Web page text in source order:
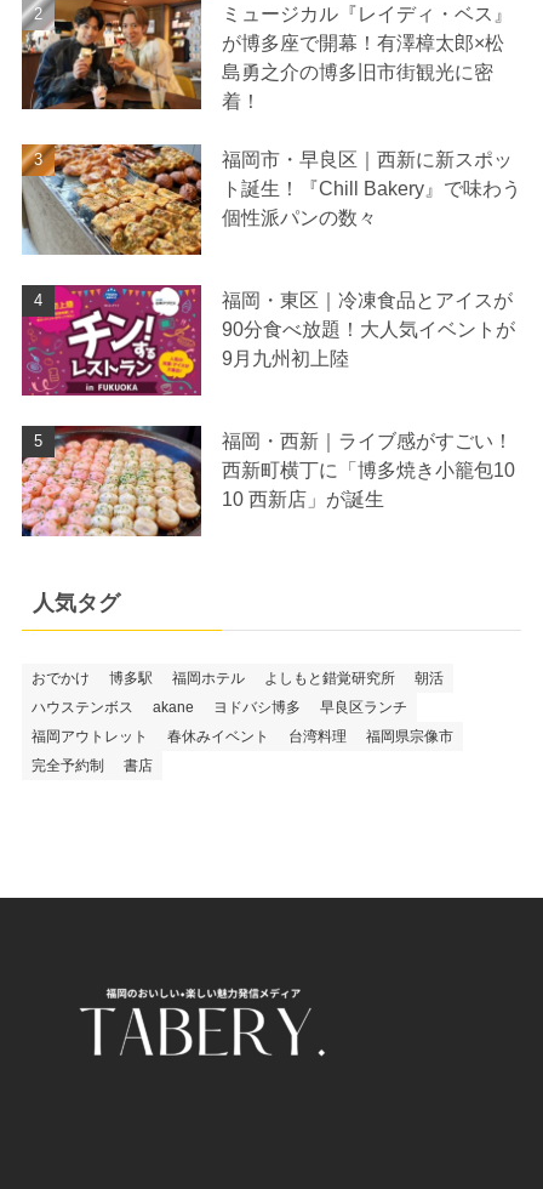
ミュージカル『レイディ・ベス』
が博多座で開幕！有澤樟太郎×松
島勇之介の博多旧市街観光に密
着！
福岡市・早良区｜西新に新スポッ
ト誕生！『Chill Bakery』で味わう
個性派パンの数々
福岡・東区｜冷凍食品とアイスが
90分食べ放題！大人気イベントが
9月九州初上陸
福岡・西新｜ライブ感がすごい！
西新町横丁に「博多焼き小籠包10
10 西新店」が誕生
人気タグ
おでかけ 博多駅 福岡ホテル よしもと錯覚研究所
朝活
ハウステンボス
akane ヨドバシ博多
早良区ランチ
福岡アウトレット
春休みイベント 台湾料理
福岡県宗像市
完全予約制
書店